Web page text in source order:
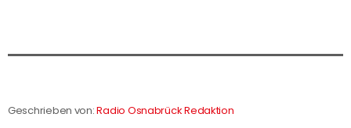
Geschrieben von:Radio Osnabrück Redaktion